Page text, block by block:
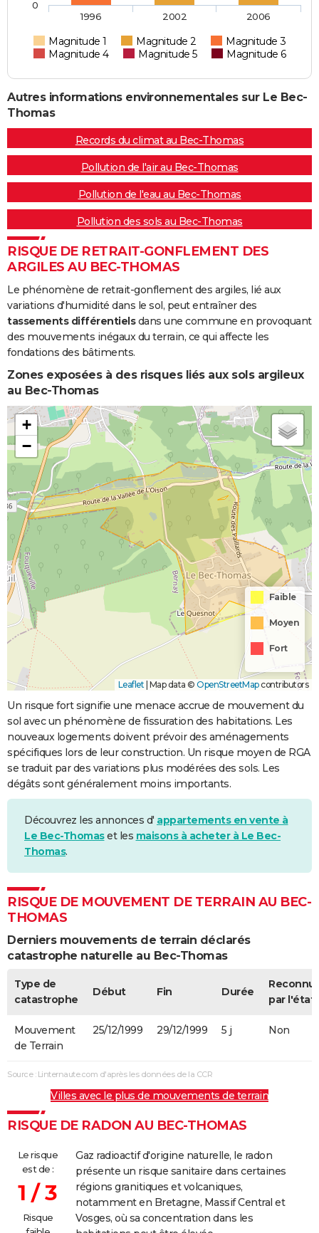
Magnitude 1 Magnitude 2
Magnitude 3
Magnitude 4
Magnitude 5 Magnitude 6
1996 2002 2006
0
Autres informations environnementales sur Le Bec-
Thomas
Records du climat au Bec-Thomas
Pollution de l'air au Bec-Thomas
Pollution de l'eau au Bec-Thomas
Pollution des sols au Bec-Thomas
RISQUE DE RETRAIT-GONFLEMENT DES
ARGILES AU BEC-THOMAS
Le phénomène de retrait-gonflement des argiles, lié aux
variations d'humidité dans le sol, peut entraîner des
tassements différentielsdans une commune en provoquant
des mouvements inégaux du terrain, ce qui affecte les
fondations des bâtiments.
Zones exposées à des risques liés aux sols argileux
au Bec-Thomas
+
−
Faible
Moyen
Fort
Leaflet | Map data © OpenStreetMapcontributors
Un risque fort signifie une menace accrue de mouvement du
sol avec un phénomène de fissuration des habitations. Les
nouveaux logements doivent prévoir des aménagements
spécifiques lors de leur construction. Un risque moyen de RGA
se traduit par des variations plus modérées des sols. Les
dégâts sont généralement moins importants.
Découvrez les annonces d' appartements en vente à
Le Bec-Thomaset les maisons à acheter à Le Bec-
Thomas.
RISQUE DE MOUVEMENT DE TERRAIN AU BEC-
THOMAS
Derniers mouvements de terrain déclarés
catastrophe naturelle au Bec-Thomas
Type de
catastrophe
Début Fin Durée
par l'état
Mouvement
de Terrain
25/12/1999 29/12/1999 5 j Non
Source : Linternaute.com d'après les données de la CCR
Villes avec le plus de mouvements de terrain
RISQUE DE RADON AU BEC-THOMAS
Le risque
est de :
1 / 3
Risque
Gaz radioactif d'origine naturelle, le radon
présente un risque sanitaire dans certaines
régions granitiques et volcaniques,
notamment en Bretagne, Massif Central et
Vosges, où sa concentration dans les